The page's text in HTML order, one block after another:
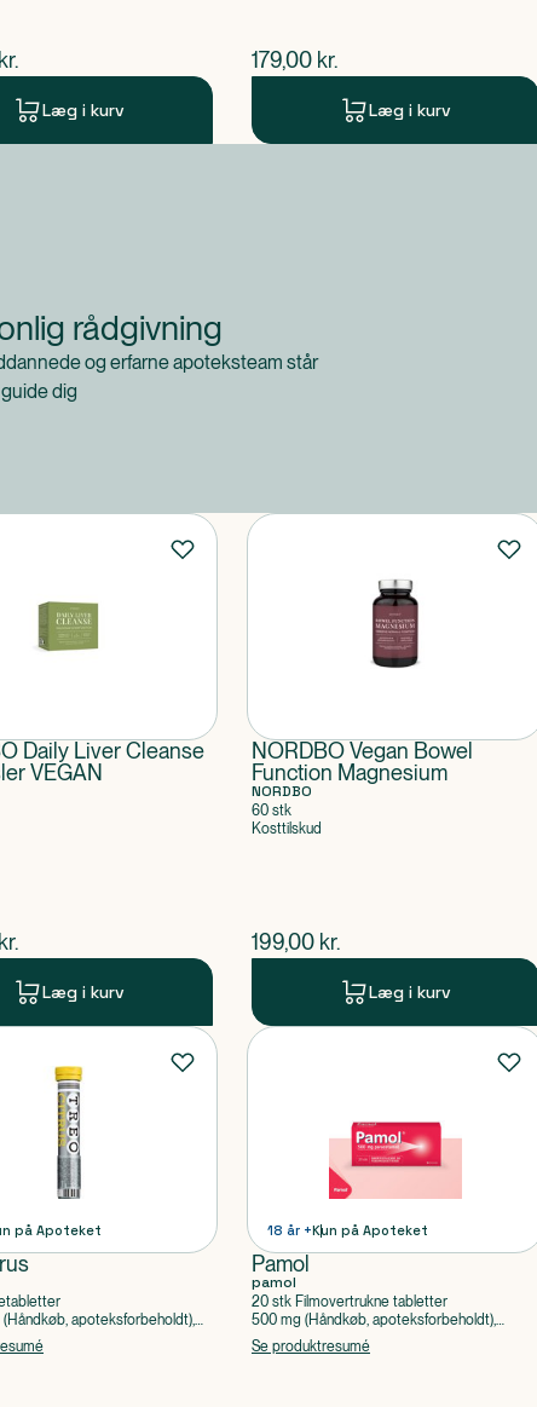
pris
kr.
Læg i kurv
$nuværende pris
179,00 kr.
Læg i kurv
rådgivning
og erfarne apoteksteam står
dig
Daily Liver Cleanse
VEGAN
pris
kr.
Læg i kurv
NORDBO Vegan Bowel
Function Magnesium
NORDBO
60 stk
Kosttilskud
$nuværende pris
199,00 kr.
Læg i kurv
på Apoteket
apoteksforbeholdt),
Caffein
18 år +Kun på Apoteket
Pamol
pamol
20 stk Filmovertrukne tabletter
500 mg (Håndkøb, apoteksforbeholdt),
Paracetamol
Se produktresumé